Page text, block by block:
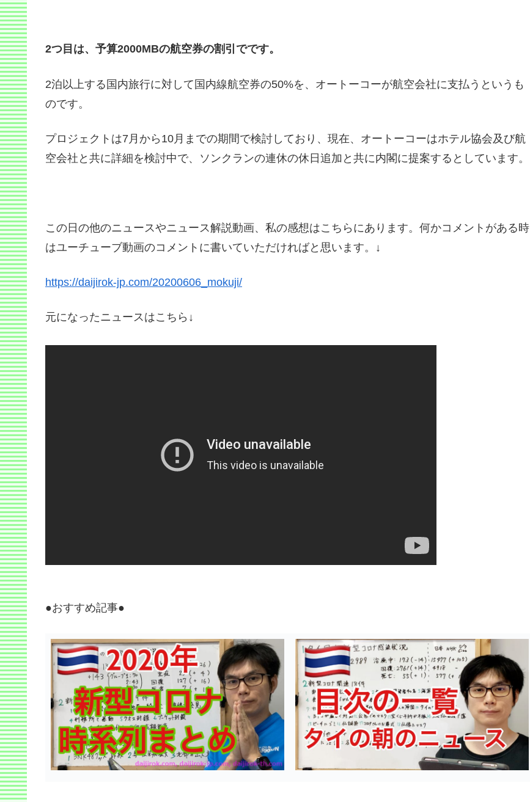
2つ目は、予算2000MBの航空券の割引でです。
2泊以上する国内旅行に対して国内線航空券の50%を、オートーコーが航空会社に支払うというも
のです。
プロジェクトは7月から10月までの期間で検討しており、現在、オートーコーはホテル協会及び航
空会社と共に詳細を検討中で、ソンクランの連休の休日追加と共に内閣に提案するとしています。
この日の他のニュースやニュース解説動画、私の感想はこちらにあります。何かコメントがある時
はユーチューブ動画のコメントに書いていただければと思います。↓
https://daijirok-jp.com/20200606_mokuji/
元になったニュースはこちら↓
●おすすめ記事●